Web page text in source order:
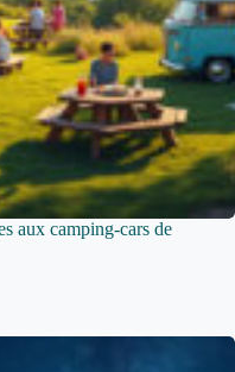
aux camping-cars de